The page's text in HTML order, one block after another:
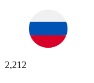
2,212